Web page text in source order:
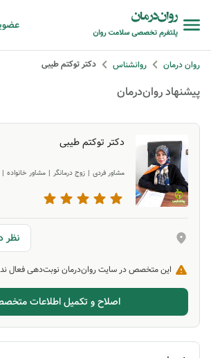
روان درمان روانشناس دکتر توکتم طیبی
پیشنهاد روان‌درمان
دکتر توکتم طیبی
مشاور فردی | زوج درمانگر | مشاور خانواده |
نظر
این متخصص در سایت روان‌درمان نوبت‌دهی فعال
اصلاح و تکمیل اطلاعات